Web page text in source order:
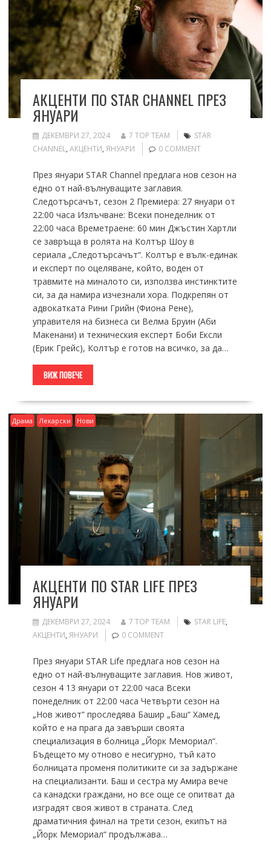
АКЦЕНТИ ПО STAR CHANNEL ПРЕЗ
ЯНУАРИ
ДЕКЕМВРИ 27, 2024 7 TOP TEAM
STAR
CHANNEL, АКЦЕНТИ, ЯНУАРИ 0 COMMENT
През януари STAR Channel предлага нов сезон на
едно от най-вълнуващите заглавия.
Следотърсачът, сезон 2 Премиера: 27 януари от
22:00 часа Излъчване: Всеки понеделник от
22:00 часа Времетраене: 60 мин Джъстин Хартли
се завръща в ролята на Колтър Шоу в
сериала „Следотърсачът“. Колтър е вълк-единак
и експерт по оцеляване, който, воден от
травмите на миналото си, използва инстинктите
си, за да намира изчезнали хора. Подкрепян от
адвокатката Рини Грийн (Фиона Рене),
управителя на бизнеса си Велма Бруин (Аби
Макенани) и техническия експерт Боби Ексли
(Ерик Грейс), Колтър е готов на всичко, за да…
ВИЖ ПОВЕЧЕ
Драма Лекарски Нови
АКЦЕНТИ ПО STAR LIFE ПРЕЗ
ЯНУАРИ
ДЕКЕМВРИ 27, 2024 7 TOP TEAM STAR LIFE,
АКЦЕНТИ, ЯНУАРИ 0 COMMENT
През януари STAR Life предлага нов сезон на
едно от най-вълнуващите заглавия. Нов живот,
сезон 4 13 януари от 22:00 часа Всеки
понеделник от 22:00 часа Четвърти сезон на
„Нов живот“ проследява Башир „Баш“ Хамед,
който е на прага да завърши своята
специализация в болница „Йорк Мемориaл“.
Бъдещето му отново е несигурно, тъй като
болницата променя политиките си за задържане
на специализанти. Баш и сестра му Амира вече
са канадски граждани, но все още се опитват да
изградят своя живот в страната. След
драматичния финал на трети сезон, екипът на
„Йорк Мемориaл“ продължава…